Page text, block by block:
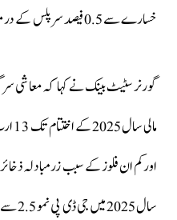
خسارے سے 0.5 فیصد سرپلس کے درمیان رہے گا ۔
گورنر سٹیٹ بینک نے کہا کہ معاشی
اورکم ان فلوز کے سبب زرمبادلہ
سال 2025 میں جی ڈی پی نمو 2.5 سے 3.5 فیصد رہے گی ۔